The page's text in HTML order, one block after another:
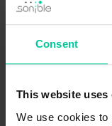
Consent
This website uses
We use cookies to
Unserpure-
pure:comp,
pure:deess